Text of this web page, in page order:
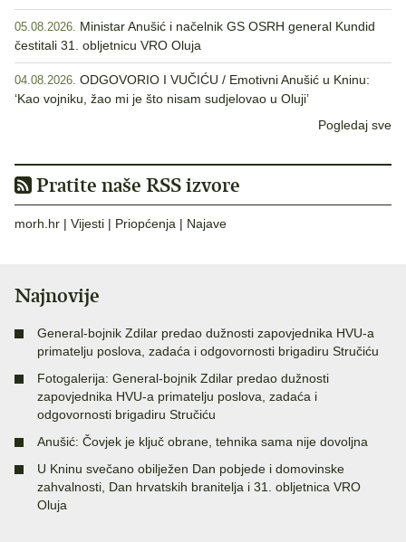
05.08.2026. Ministar Anušić i načelnik GS OSRH general Kundid
čestitali 31. obljetnicu VRO Oluja
04.08.2026. ODGOVORIO I VUČIĆU / Emotivni Anušić u Kninu:
‘Kao vojniku, žao mi je što nisam sudjelovao u Oluji’
Pogledaj sve
Pratite naše RSS izvore
morh.hr | Vijesti | Priopćenja | Najave
Najnovije
General-bojnik Zdilar predao dužnosti zapovjednika HVU-a
primatelju poslova, zadaća i odgovornosti brigadiru Stručiću
Fotogalerija: General-bojnik Zdilar predao dužnosti
zapovjednika HVU-a primatelju poslova, zadaća i
odgovornosti brigadiru Stručiću
Anušić: Čovjek je ključ obrane, tehnika sama nije dovoljna
U Kninu svečano obilježen Dan pobjede i domovinske
zahvalnosti, Dan hrvatskih branitelja i 31. obljetnica VRO
Oluja